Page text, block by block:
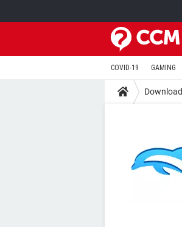
COVID-19 GAMING
Download